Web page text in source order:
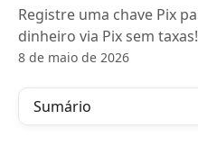
Registre uma chave Pix
dinheiro via Pix sem taxas!
8 de maio de 2026
Sumário